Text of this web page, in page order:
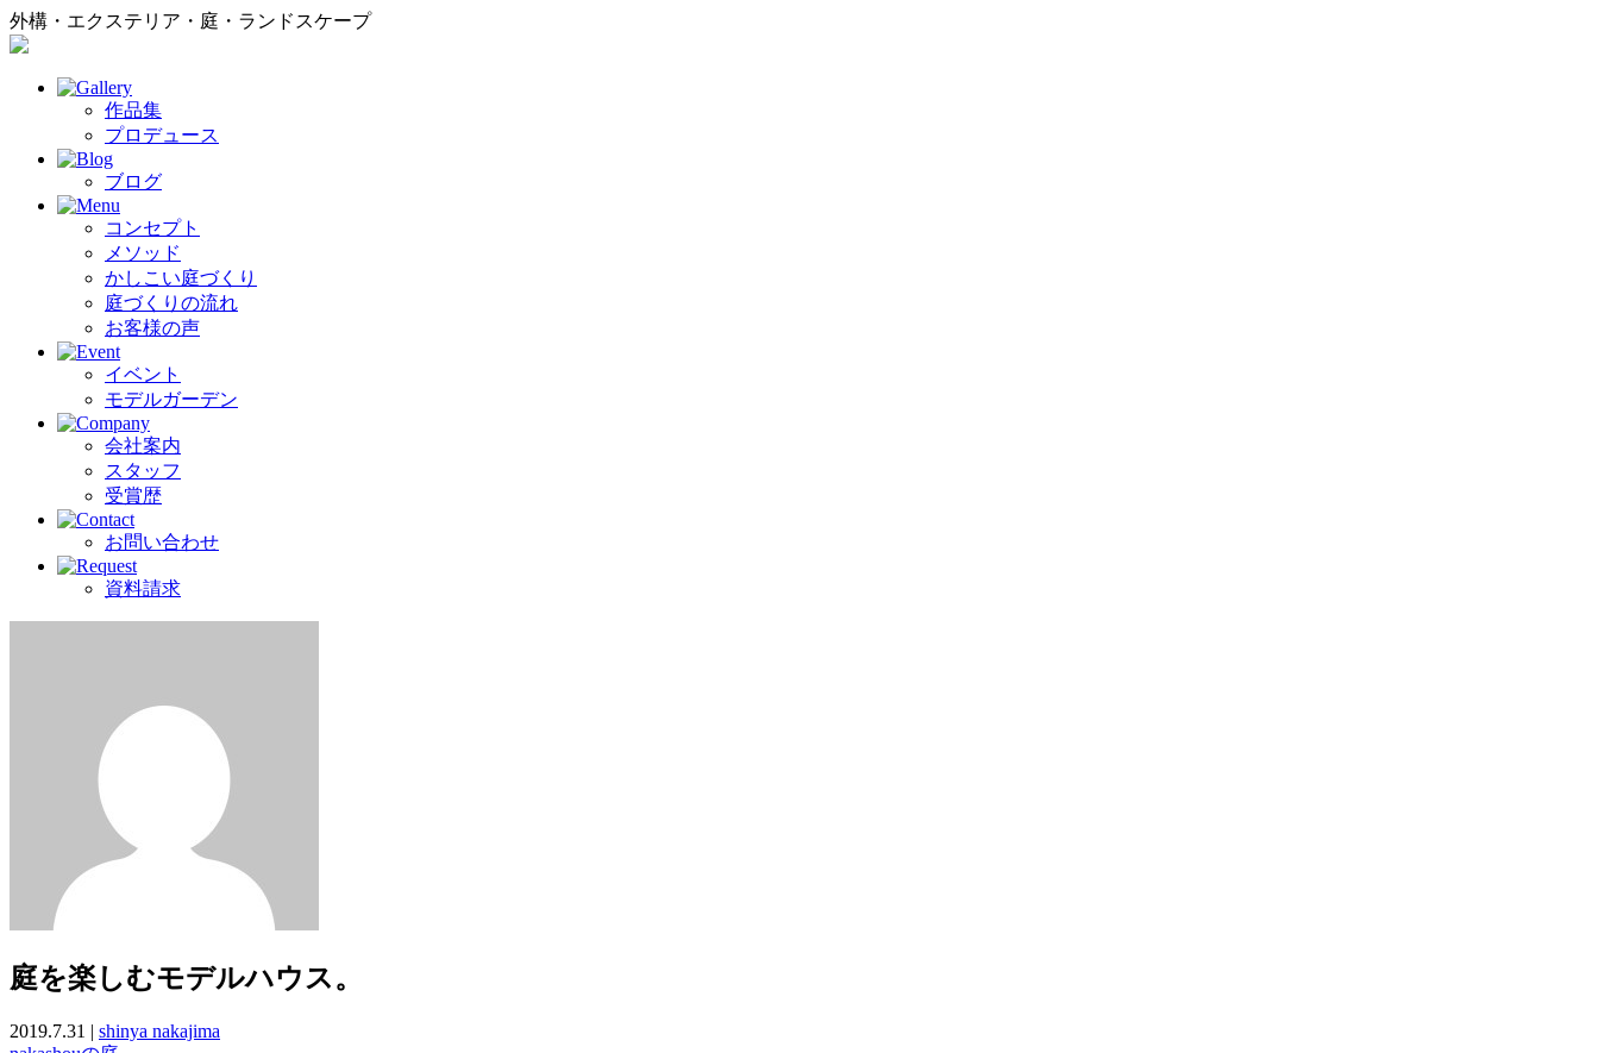
外構・エクステリア・庭・ランドスケープ
作品集
プロデュース
ブログ
コンセプト
メソッド
かしこい庭づくり
庭づくりの流れ
お客様の声
イベント
モデルガーデン
会社案内
スタッフ
受賞歴
お問い合わせ
資料請求
庭を楽しむモデルハウス。
2019.7.31 | shinya nakajima